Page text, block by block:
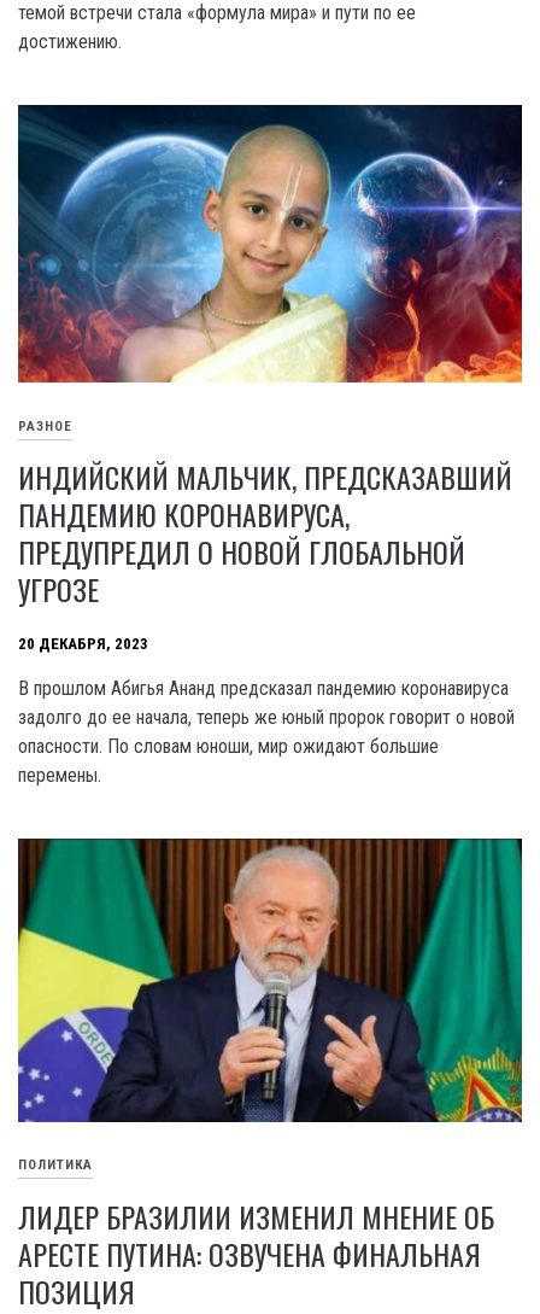
темой встречи стала «формула мира» и пути по ее
достижению.
РАЗНОЕ
ИНДИЙСКИЙ МАЛЬЧИК, ПРЕДСКАЗАВШИЙ
ПАНДЕМИЮ КОРОНАВИРУСА,
ПРЕДУПРЕДИЛ О НОВОЙ ГЛОБАЛЬНОЙ
УГРОЗЕ
20 ДЕКАБРЯ, 2023
B прошлом Абигья Ананд предсказал пандемию коронавируса
задолго до ее начала, теперь же юный пророк говорит о новой
опасности. По словам юноши, мир ожидают большие
перемены.
ПОЛИТИКА
ЛИДЕР БРАЗИЛИИ ИЗМЕНИЛ МНЕНИЕ ОБ
АРЕСТЕ ПУТИНА: ОЗВУЧЕНА ФИНАЛЬНАЯ
ПОЗИЦИЯ